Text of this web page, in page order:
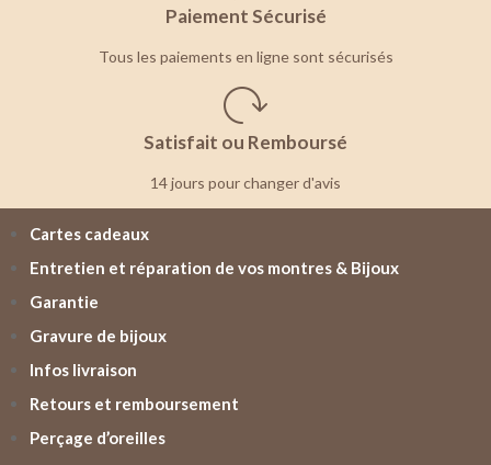
Paiement Sécurisé
Tous les paiements en ligne sont sécurisés
Satisfait ou Remboursé
14 jours pour changer d'avis
Cartes cadeaux
Entretien et réparation de vos montres & Bijoux
Garantie
Gravure de bijoux
Infos livraison
Retours et remboursement
Perçage d’oreilles